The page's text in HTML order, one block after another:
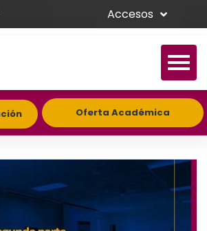
Accesos
Oferta Académica